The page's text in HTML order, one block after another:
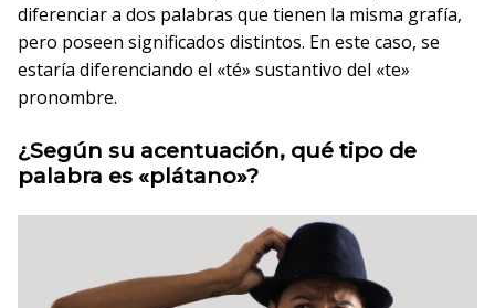
diferenciar a dos palabras que tienen la misma grafía,
pero poseen significados distintos. En este caso, se
estaría diferenciando el «té» sustantivo del «te»
pronombre.
¿Según su acentuación, qué tipo de
palabra es «plátano»?